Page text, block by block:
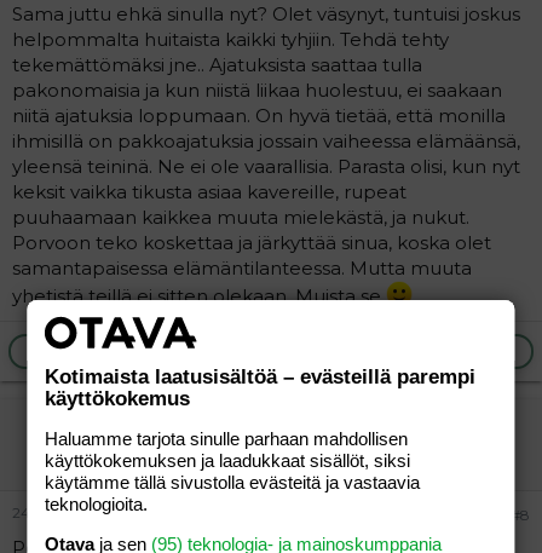
Sama juttu ehkä sinulla nyt? Olet väsynyt, tuntuisi joskus
helpommalta huitaista kaikki tyhjiin. Tehdä tehty
tekemättömäksi jne.. Ajatuksista saattaa tulla
pakonomaisia ja kun niistä liikaa huolestuu, ei saakaan
niitä ajatuksia loppumaan. On hyvä tietää, että monilla
ihmisillä on pakkoajatuksia jossain vaiheessa elämäänsä,
yleensä teininä. Ne ei ole vaarallisia. Parasta olisi, kun nyt
keksit vaikka tikusta asiaa kavereille, rupeat
puuhaamaan kaikkea muuta mielekästä, ja nukut.
Porvoon teko koskettaa ja järkyttää sinua, koska olet
samantapaisessa elämäntilanteessa. Mutta muuta
yhetistä teillä ei sitten olekaan. Muista se
Ilmoita asiaton viesti
Aktiivinen jäsen
24.06.2004 #8
Porvoon tapaus oli todella kauhea. :'( Tottakai, kun
Kotimaista laatusisältöä – evästeillä parempi
käyttökokemus
Haluamme tarjota sinulle parhaan mahdollisen
käyttökokemuksen ja laadukkaat sisällöt, siksi
käytämme tällä sivustolla evästeitä ja vastaavia
teknologioita.
Otavaja sen (95) teknologia- ja mainoskumppania